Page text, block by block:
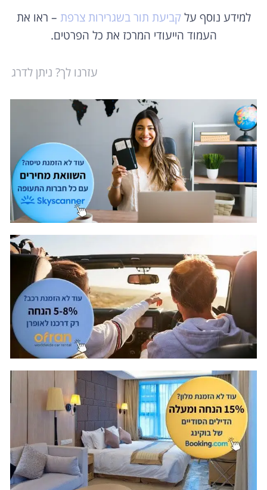
למידע נוסף עלקביעת תור בשגרירות צרפת – ראו את
העמוד הייעודי המרכז את כל הפרטים.
עזרנו לך? ניתן לדרג